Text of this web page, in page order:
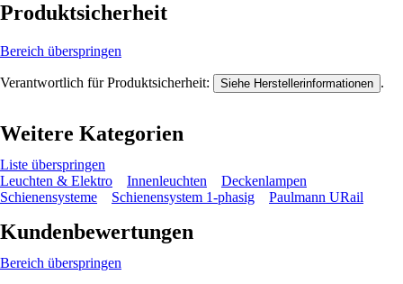
Produktsicherheit
Bereich überspringen
Verantwortlich für Produktsicherheit: Siehe Herstellerinformationen .
Weitere Kategorien
Liste überspringen
Leuchten & Elektro
Innenleuchten
Deckenlampen
Schienensysteme
Schienensystem 1-phasig Paulmann URail
Kundenbewertungen
Bereich überspringen